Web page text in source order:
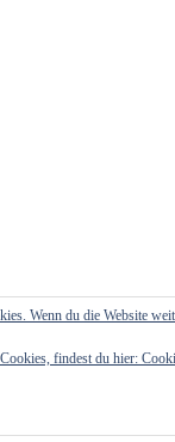
Wenn du die Website
findest du hier: